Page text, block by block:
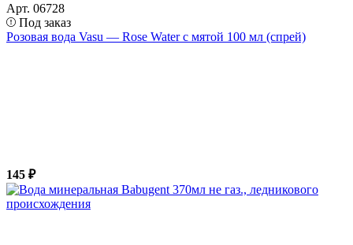
Арт. 06728
Под заказ
Розовая вода Vasu — Rose Water с мятой 100 мл (спрей)
145 ₽